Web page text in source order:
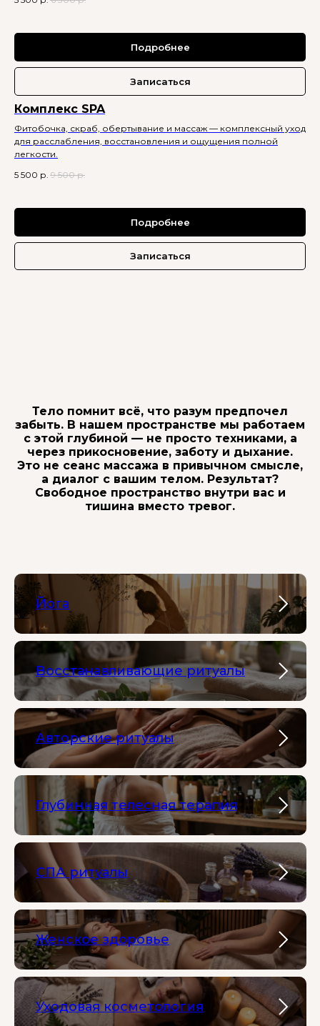
Подробнее
Записаться
Комплекс SPA
Фитобочка, скраб, обертывание и массаж — комплексный уход
для расслабления, восстановления и ощущения полной
легкости.
5 500 р. 9 500 р.
Подробнее
Записаться
Тело помнит всё, что разум предпочел
забыть. В нашем пространстве мы работаем
с этой глубиной — не просто техниками, а
через прикосновение, заботу и дыхание.
Это не сеанс массажа в привычном смысле,
а диалог с вашим телом. Результат?
Свободное пространство внутри вас и
тишина вместо тревог.
Йога
Восстанавливающие ритуалы
Авторские ритуалы
Глубинная телесная терапия
СПА ритуалы
Женское здоровье
Уходовая косметология